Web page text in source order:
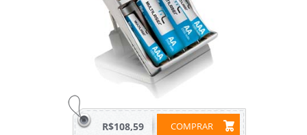
COMPRAR
R$108,59